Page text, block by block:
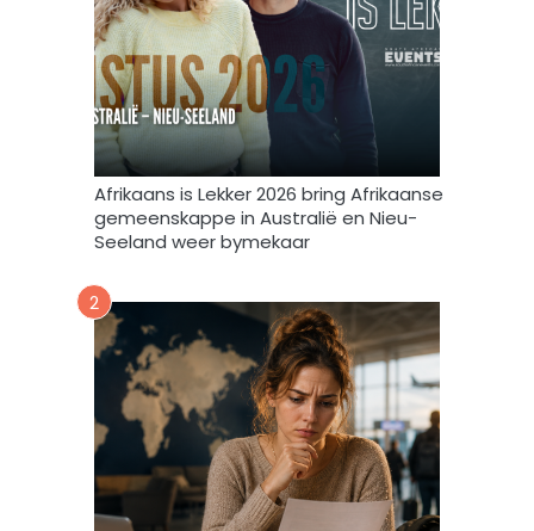
f
v
u
l
s
t
e
m
e
k
d
a
a
t
e
d
a
Afrikaans is Lekker 2026 bring Afrikaanse
gemeenskappe in Australië en Nieu-
Seeland weer bymekaar
2